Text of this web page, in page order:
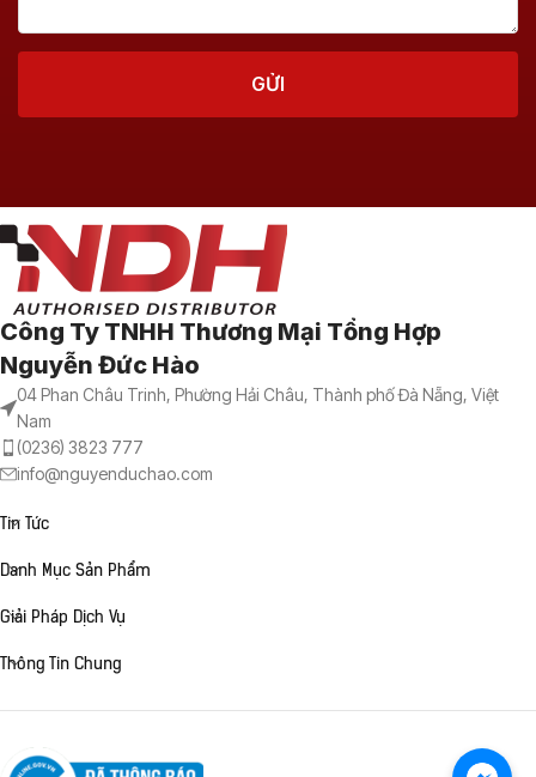
Công Ty TNHH Thương Mại Tổng Hợp
Nguyễn Đức Hào
04 Phan Châu Trinh, Phường Hải Châu, Thành phố Đà Nẵng, Việt
Nam
(0236) 3823 777
info@nguyenduchao.com
Tin Tức
Danh Mục Sản Phẩm
Giải Pháp Dịch Vụ
Thông Tin Chung